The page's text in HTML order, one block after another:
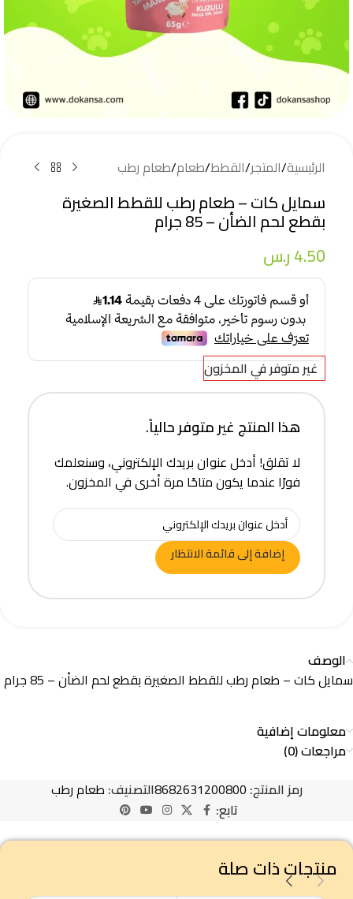
الرئيسية/المتجر/القطط/طعام/طعام رطب
سمايل كات – طعام رطب للقطط الصغيرة
بقطع لحم الضأن – 85 جرام
4.50ر.س
غير متوفر في المخزون
هذا المنتج غير متوفر حالياً.
لا تقلق! أدخل عنوان بريدك الإلكتروني، وسنعلمك
فورًا عندما يكون متاحًا مرة أخرى في المخزون.
إضافة إلى قائمة الانتظار
الوصف
سمايل كات – طعام رطب للقطط الصغيرة بقطع لحم الضأن – 85 جرام
معلومات إضافية
مراجعات (0)
رمز المنتج: 8682631200800التصنيف: طعام رطب
تابع:
منتجات ذات صلة